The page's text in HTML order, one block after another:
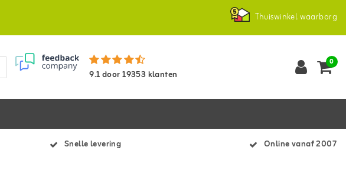
Thuiswinkel waarborg
9.1door19353 klanten
0
Snelle levering Online vanaf 2007